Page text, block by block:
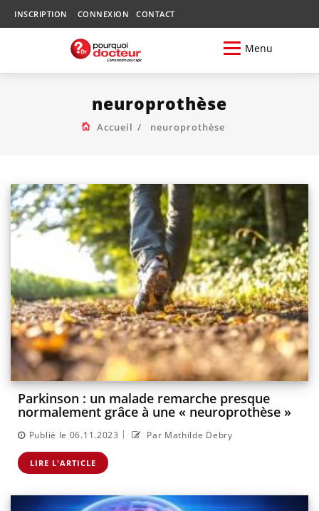
INSCRIPTION CONNEXION CONTACT
Menu
neuroprothèse
Accueil neuroprothèse
Parkinson : un malade remarche presque
normalement grâce à une « neuroprothèse »
Publié le 06.11.2023 | Par Mathilde Debry
LIRE L'ARTICLE